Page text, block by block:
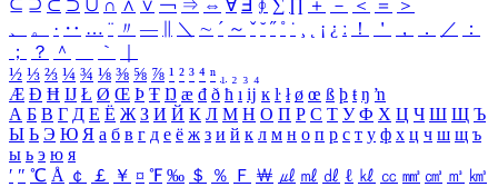
⊆ ⊇ ⊂ ⊃ ∪ ∩ ∧ ∨ ￢ ⇒ ⇔ ∀ ∃ ∮ ∑ ∏ ＋ － ＜ ＝
＞
、
。 · ‥ … ¨ 〃 ― ＼ ∼ ´ ～ ˇ ˘ ˝ ˚ ˙ ¸ ¡ ¿ ː ！ ＇ ， ． ／
：
；
？ ＾ ｀
½ ⅓ ⅔ ¼ ¾ ⅛ ⅜ ⅝ ⅞ ¹ ² ³ ⁴ ⁿ ₁ ₂ ₃ ₄
Æ Ð Ħ Ĳ Ł Ø Œ Þ Ŧ Ŋ æ đ ð ħ ı ĳ ĸ ŀ ł ø œ ß þ ŧ ŋ ŉ
А Б В Г Д Е Ё Ж З И Й К Л М Н О П Р С Т У Ф Х Ц Ч Ш Щ Ъ
Ы Ь Э Ю Я а б в г д е ё ж з и й к л м н о п р с т у ф х ц ч ш щ ъ
ы ь э ю я
′ ″ ℃ Å ￠ ￡ ￥ ¤ ℉ ‰ ＄ ％ Ｆ ￦ ㎕ ㎖ ㎗ ℓ ㎘ ㏄ ㎣ ㎤ ㎥ ㎦